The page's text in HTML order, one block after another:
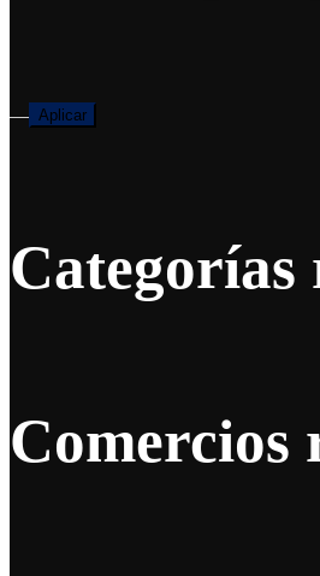
— Aplicar
Categorías
Comercios